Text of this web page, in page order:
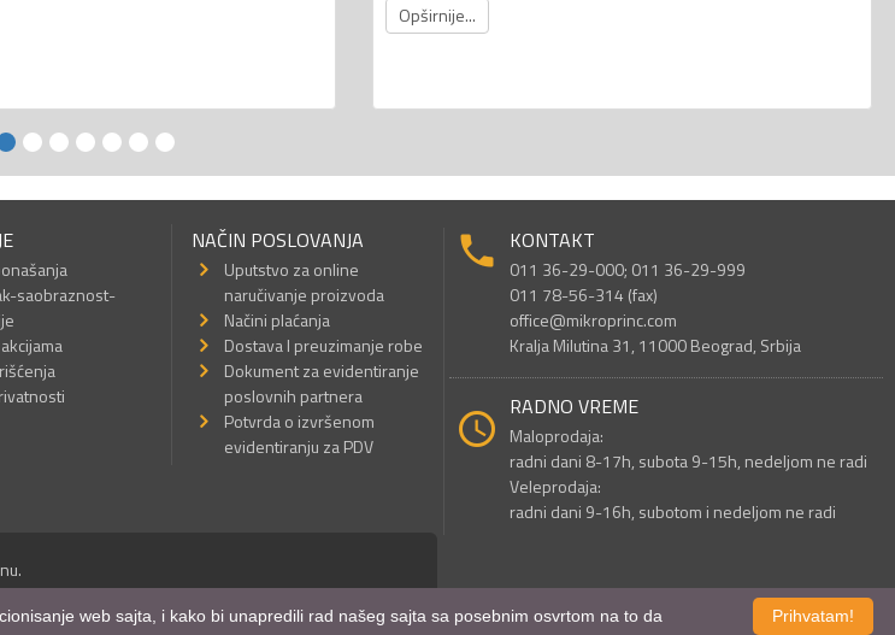
Opširnije...
saobraznost-
NAČIN POSLOVANJA
Uputstvo za online
naručivanje proizvoda
Načini plaćanja
Dostava I preuzimanje robe
Dokument za evidentiranje
poslovnih partnera
Potvrda o izvršenom
evidentiranju za PDV
KONTAKT
011 36-29-000; 011 36-29-999
011 78-56-314 (fax)
office@mikroprinc.com
Kralja Milutina 31, 11000 Beograd, Srbija
RADNO VREME
Maloprodaja:
radni dani 8-17h, subota 9-15h, nedeljom ne radi
Veleprodaja:
radni dani 9-16h, subotom i nedeljom ne radi
sajtaimobilnih aplikacijai SEO optimizacija Prihvatam!
web sajta, i kako bi unapredili rad našeg sajta sa posebnim osvrtom na to da